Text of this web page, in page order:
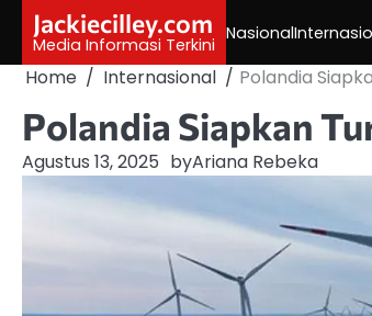
content
Jackiecilley.com
Media Informasi Terkini
Nasional
Home Internasional Polandia
Polandia Siapkan
Agustus 13, 2025 byAriana Rebeka